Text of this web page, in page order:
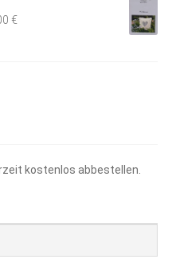
€Aktueller
kostenlos abbestellen.